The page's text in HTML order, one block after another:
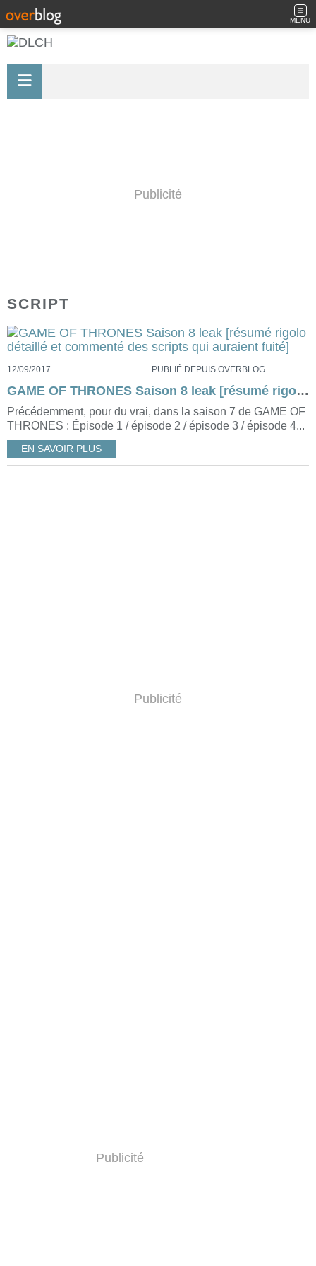
MENU
Publicité
SCRIPT
12/09/2017 PUBLIÉ DEPUIS OVERBLOG
GAME OF THRONES Saison 8 leak [résumé rigolo détaillé et commenté des scripts qui auraient fuité]
Précédemment, pour du vrai, dans la saison 7 de GAME OF
THRONES : Épisode 1 / épisode 2 / épisode 3 / épisode 4...
EN SAVOIR PLUS
Publicité
Publicité